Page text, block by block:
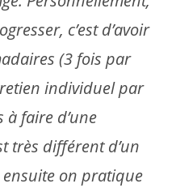
c’est d’avoir
(3 fois par
individuel par
à faire d’une
très différent d’un
ensuite on pratique